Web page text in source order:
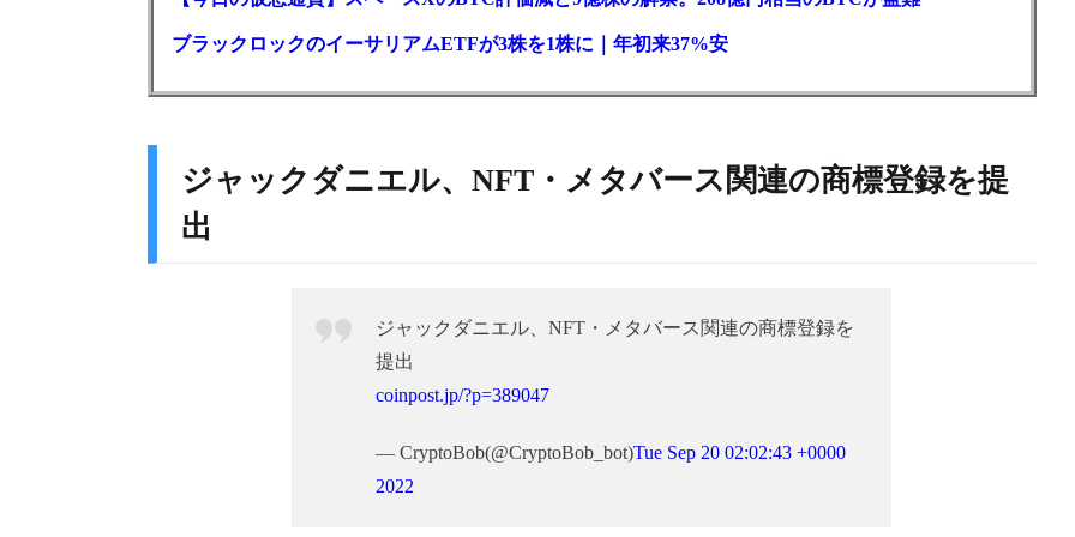
ブラックロックのイーサリアムETFが3株を1株に｜年初来37%安
ジャックダニエル、NFT・メタバース関連の商標登録を提
出
ジャックダニエル、NFT・メタバース関連の商標登録を
提出
coinpost.jp/?p=389047
— CryptoBob(@CryptoBob_bot)Tue Sep 20 02:02:43 +0000
2022